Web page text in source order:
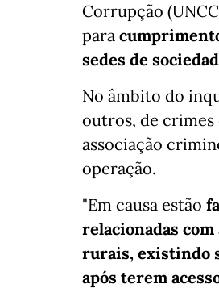
Corrupção
para
sedes de
No âmbito do
outros, de crimes
associação
operação.
"Em causa estão
relacionadas
rurais, existindo
após terem